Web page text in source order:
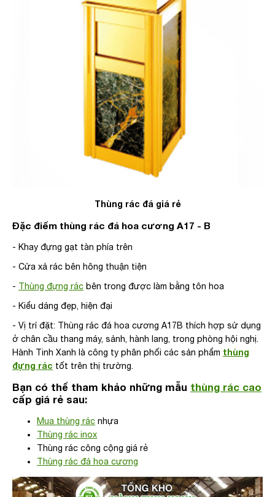
Thùng rác đá giá rẻ
Đặc điểm thùng rác đá hoa cương A17 - B
- Khay đựng gạt tàn phía trên
- Cửa xả rác bên hông thuận tiện
- Thùng đựng rác bên trong được làm bằng tôn hoa
- Kiểu dáng đẹp, hiện đại
- Vị trí đặt: Thùng rác đá hoa cương A17B thích hợp sử dụng
ở chân cầu thang máy, sảnh, hành lang, trong phòng hội nghị.
Hành Tinh Xanh là công ty phân phối các sản phẩm thùng
đựng rác tốt trên thị trường.
Bạn có thể tham khảo những mẫu thùng rác cao
cấp giá rẻ sau:
Mua thùng rác nhựa
Thùng rác inox
Thùng rác công cộng giá rẻ
Thùng rác đá hoa cương